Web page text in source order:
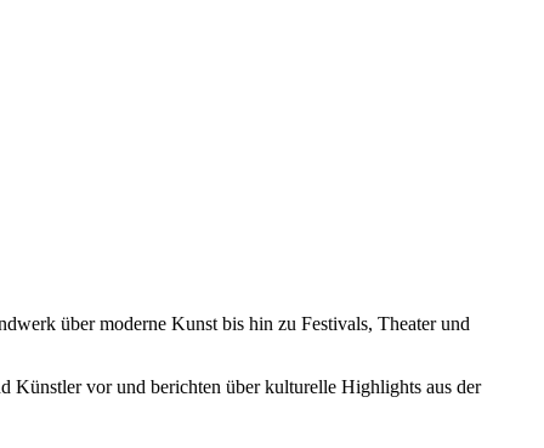
über moderne Kunst bis hin zu Festivals, Theater und
Künstler vor und berichten über kulturelle Highlights aus der